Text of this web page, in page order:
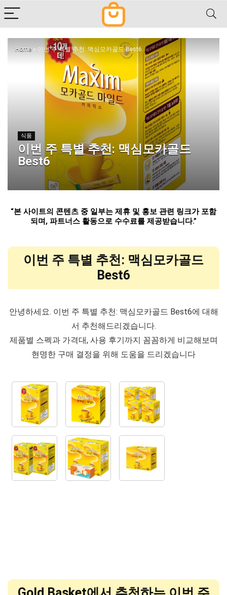
Home » 이번 주 특별 추천: 맥심모카골드 Best6
식품
이번 주 특별 추천: 맥심모카골드
Best6
“본 사이트의 콘텐츠 중 일부는 제휴 및 홍보 관련 링크가 포함
되며, 파트너스 활동으로 수수료를 제공받습니다.”
이번 주 특별 추천: 맥심모카골드
Best6
안녕하세요. 이번 주 특별 추천: 맥심모카골드 Best6에 대해
서 추천해드리겠습니다.
제품별 스펙과 가격대, 사용 후기까지 꼼꼼하게 비교해보며
현명한 구매 결정을 위해 도움을 드리겠습니다